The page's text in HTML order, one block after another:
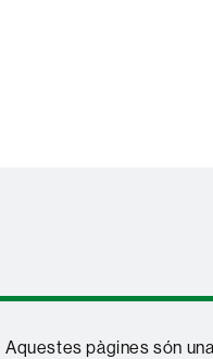
Aquestes pàgines són